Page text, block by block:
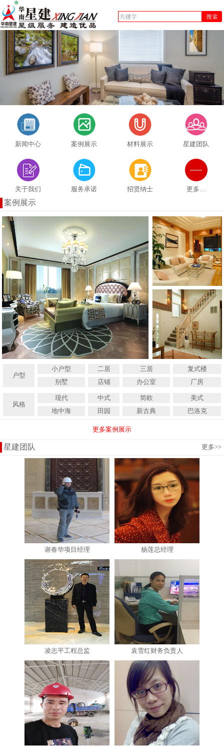
新闻中心 案例展示 材料展示 星建团队
关于我们 服务承诺 招贤纳士 更多…
案例展示
户型
小户型 二居 三居
复式楼
别墅
店铺 办公室 厂房
风格
现代 中式 简欧
美式
地中海
田园 新古典 巴洛克
更多案例展示
星建团队 更多>>
谢春华项目经理 杨莲总经理
凌志平工程总监 袁雪红财务负责人